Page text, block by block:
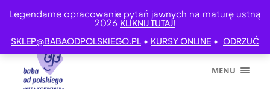
Legendarne opracowanie pytań jawnych na maturę ustną
2026 KLIKNIJ TUTAJ!
SKLEP@BABAODPOLSKIEGO.PL • KURSY ONLINE • ODRZUĆ
MENU